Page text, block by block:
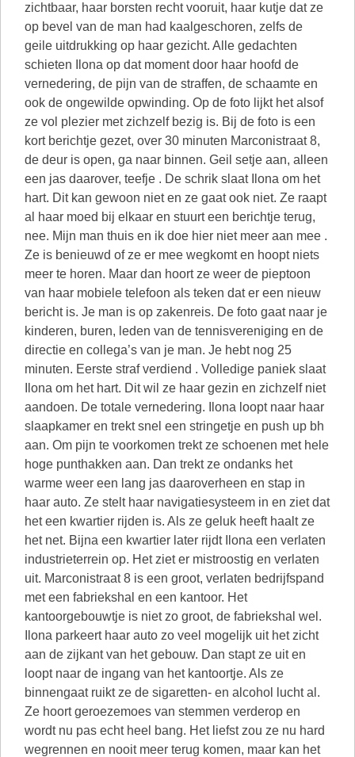
zichtbaar, haar borsten recht vooruit, haar kutje dat ze
op bevel van de man had kaalgeschoren, zelfs de
geile uitdrukking op haar gezicht. Alle gedachten
schieten Ilona op dat moment door haar hoofd de
vernedering, de pijn van de straffen, de schaamte en
ook de ongewilde opwinding. Op de foto lijkt het alsof
ze vol plezier met zichzelf bezig is. Bij de foto is een
kort berichtje gezet, over 30 minuten Marconistraat 8,
de deur is open, ga naar binnen. Geil setje aan, alleen
een jas daarover, teefje . De schrik slaat Ilona om het
hart. Dit kan gewoon niet en ze gaat ook niet. Ze raapt
al haar moed bij elkaar en stuurt een berichtje terug,
nee. Mijn man thuis en ik doe hier niet meer aan mee .
Ze is benieuwd of ze er mee wegkomt en hoopt niets
meer te horen. Maar dan hoort ze weer de pieptoon
van haar mobiele telefoon als teken dat er een nieuw
bericht is. Je man is op zakenreis. De foto gaat naar je
kinderen, buren, leden van de tennisvereniging en de
directie en collega’s van je man. Je hebt nog 25
minuten. Eerste straf verdiend . Volledige paniek slaat
Ilona om het hart. Dit wil ze haar gezin en zichzelf niet
aandoen. De totale vernedering. Ilona loopt naar haar
slaapkamer en trekt snel een stringetje en push up bh
aan. Om pijn te voorkomen trekt ze schoenen met hele
hoge punthakken aan. Dan trekt ze ondanks het
warme weer een lang jas daaroverheen en stap in
haar auto. Ze stelt haar navigatiesysteem in en ziet dat
het een kwartier rijden is. Als ze geluk heeft haalt ze
het net. Bijna een kwartier later rijdt Ilona een verlaten
industrieterrein op. Het ziet er mistroostig en verlaten
uit. Marconistraat 8 is een groot, verlaten bedrijfspand
met een fabriekshal en een kantoor. Het
kantoorgebouwtje is niet zo groot, de fabriekshal wel.
Ilona parkeert haar auto zo veel mogelijk uit het zicht
aan de zijkant van het gebouw. Dan stapt ze uit en
loopt naar de ingang van het kantoortje. Als ze
binnengaat ruikt ze de sigaretten- en alcohol lucht al.
Ze hoort geroezemoes van stemmen verderop en
wordt nu pas echt heel bang. Het liefst zou ze nu hard
wegrennen en nooit meer terug komen, maar kan het